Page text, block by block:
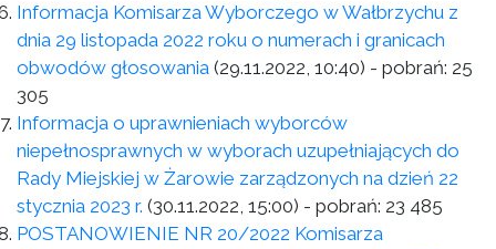
Informacja Komisarza Wyborczego w Wałbrzychu z
dnia 29 listopada 2022 roku o numerach i granicach
obwodów głosowania (29.11.2022, 10:40) - pobrań: 25
305
Informacja o uprawnieniach wyborców
niepełnosprawnych w wyborach uzupełniających do
Rady Miejskiej w Żarowie zarządzonych na dzień 22
stycznia 2023 r. (30.11.2022, 15:00) - pobrań: 23 485
POSTANOWIENIE NR 20/2022 Komisarza